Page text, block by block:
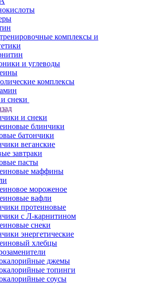
комплексы и
и углеводы
комплексы
снеки
и снеки
блинчики
батончики
веганские
завтраки
пасты
маффины
мороженое
вафли
протеиновые
с Л-карнитином
снеки
энергетические
хлебцы
джемы
топинги
соусы